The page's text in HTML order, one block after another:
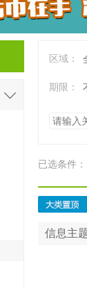
区域：
期限：
已选条件：
信息主